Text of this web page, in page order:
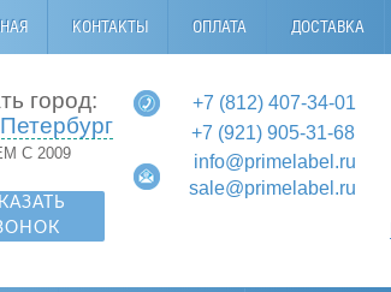
КОНТАКТЫ ОПЛАТА ДОСТАВКА
город:
С 2009
+7 (812) 407-34-01
+7 (921) 905-31-68
info@primelabel.ru
sale@primelabel.ru